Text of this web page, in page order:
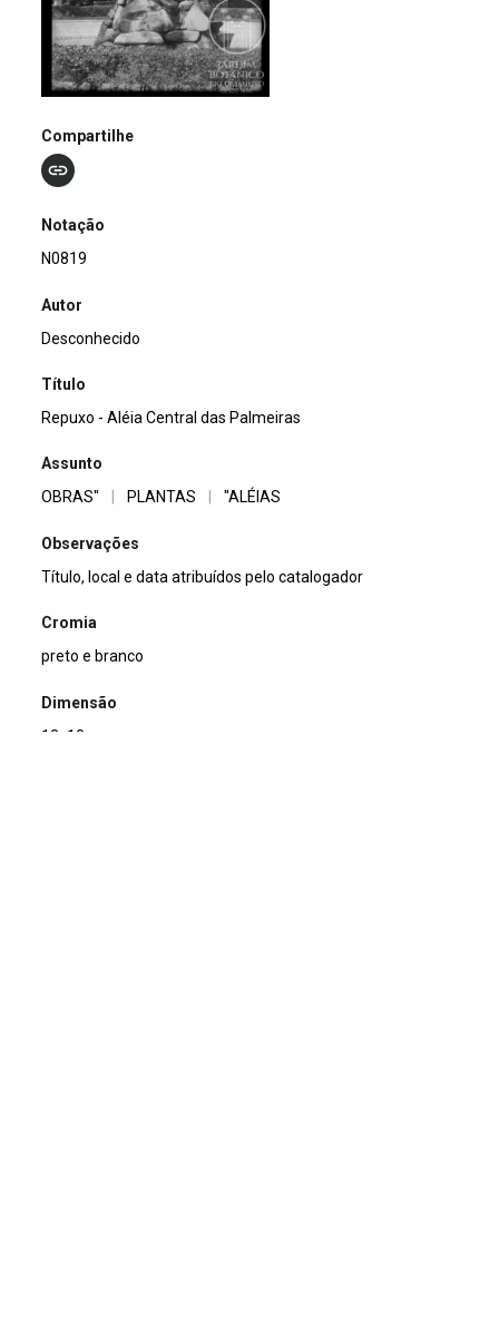
Compartilhe
Notação
N0819
Autor
Desconhecido
Título
Repuxo - Aléia Central das Palmeiras
Assunto
OBRAS"
PLANTAS "ALÉIAS
Observações
Título, local e data atribuídos pelo catalogador
Cromia
preto e branco
Dimensão
13x18cm